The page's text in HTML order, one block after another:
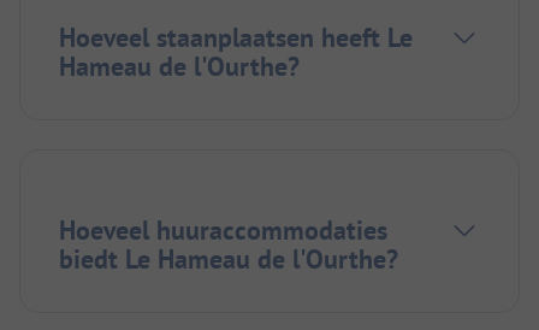
Hoeveel staanplaatsen heeft Le
Hameau de l'Ourthe?
Hoeveel huuraccommodaties
biedt Le Hameau de l'Ourthe?